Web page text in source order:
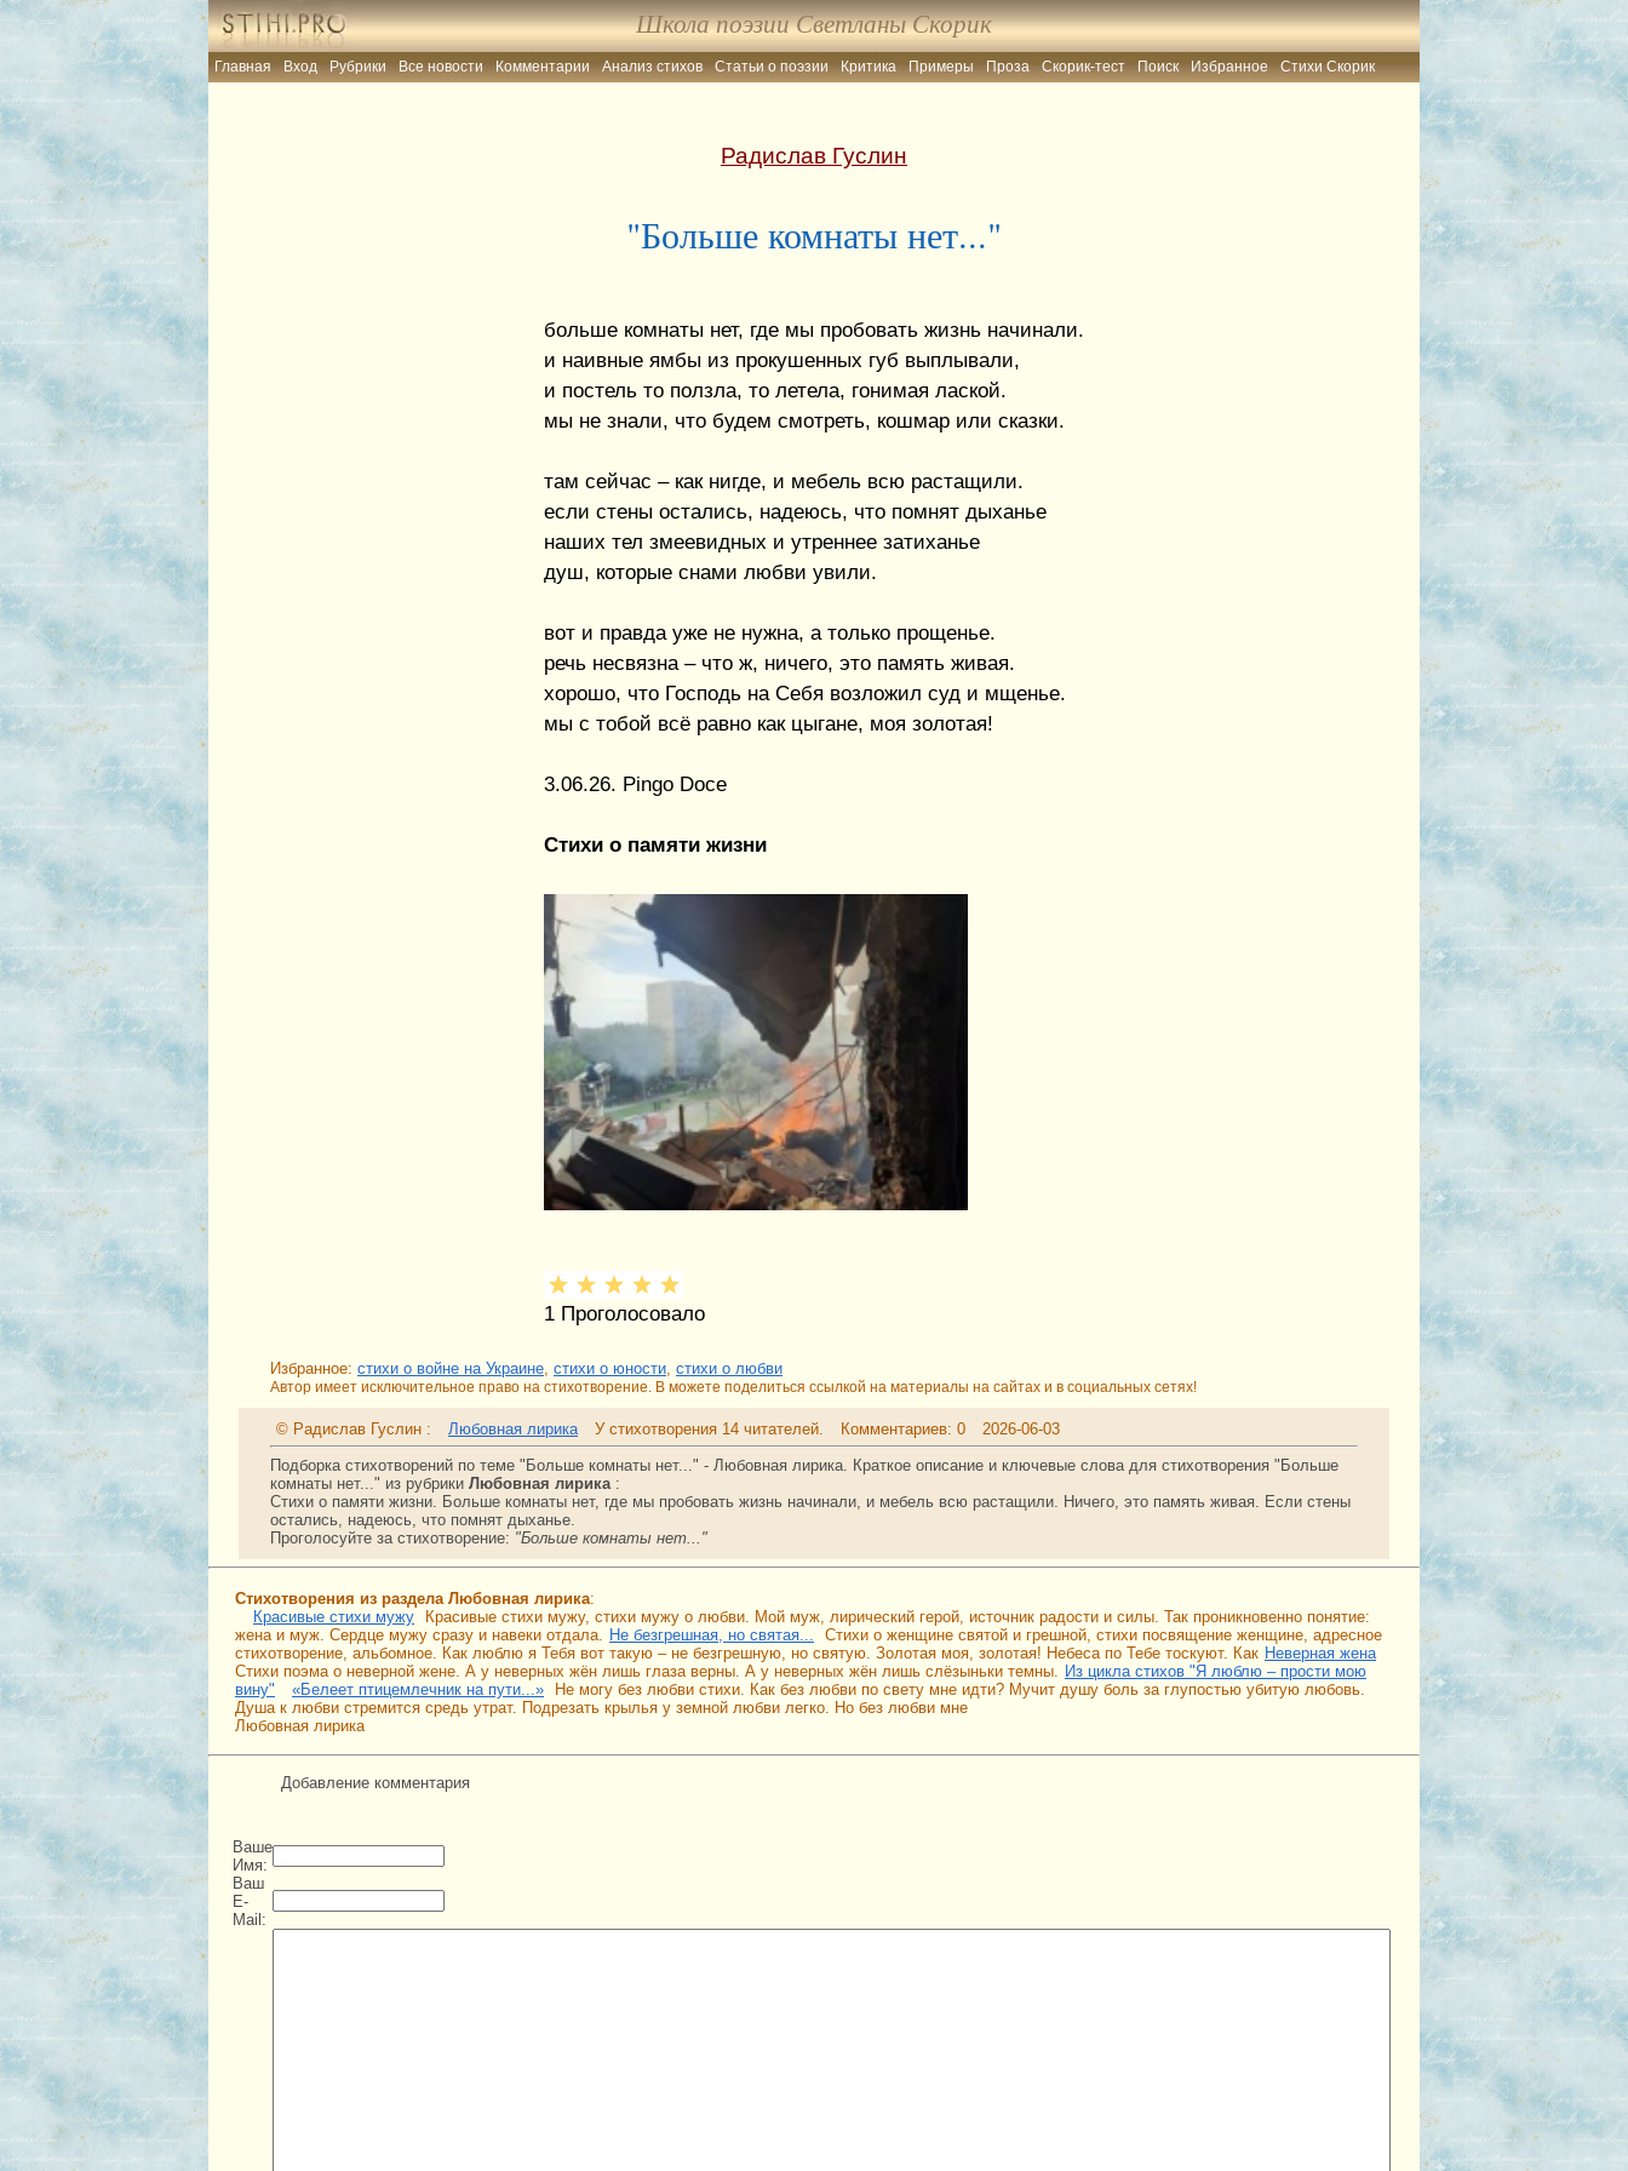
Школа поэзии Светланы Скорик
Главная Вход Рубрики Все новости Комментарии Анализ стихов Статьи о поэзии Критика Примеры Проза Скорик-тест Поиск Избранное Стихи Скорик
Радислав Гуслин
"Больше комнаты нет..."
больше комнаты нет, где мы пробовать жизнь начинали.
и наивные ямбы из прокушенных губ выплывали,
и постель то ползла, то летела, гонимая лаской.
мы не знали, что будем смотреть, кошмар или сказки.
там сейчас – как нигде, и мебель всю растащили.
если стены остались, надеюсь, что помнят дыханье
наших тел змеевидных и утреннее затиханье
душ, которые снами любви увили.
вот и правда уже не нужна, а только прощенье.
речь несвязна – что ж, ничего, это память живая.
хорошо, что Господь на Себя возложил суд и мщенье.
мы с тобой всё равно как цыгане, моя золотая!
3.06.26. Pingo Doce
Стихи о памяти жизни
1 Проголосовало
Избранное: стихи о войне на Украине, стихи о юности, стихи о любви
Автор имеет исключительное право на стихотворение. В можете поделиться ссылкой на материалы на сайтах и в социальных сетях!
© Радислав Гуслин : Любовная лирика У стихотворения 14 читателей. Комментариев: 0
2026-06-03
Подборка стихотворений по теме "Больше комнаты нет..." - Любовная лирика. Краткое описание и ключевые слова для стихотворения "Больше
комнаты нет..." из рубрики Любовная лирика :
Стихи о памяти жизни. Больше комнаты нет, где мы пробовать жизнь начинали, и мебель всю растащили. Ничего, это память живая. Если стены
остались, надеюсь, что помнят дыханье.
Проголосуйте за стихотворение: "Больше комнаты нет..."
Стихотворения из раздела Любовная лирика:
Красивые стихи мужу
Красивые стихи мужу, стихи мужу о любви. Мой муж, лирический герой, источник радости и силы. Так проникновенно понятие:
жена и муж. Сердце мужу сразу и навеки отдала.
Не безгрешная, но святая...
Стихи о женщине святой и грешной, стихи посвящение женщине, адресное
стихотворение, альбомное. Как люблю я Тебя вот такую – не безгрешную, но святую. Золотая моя, золотая! Небеса по Тебе тоскуют. Как Неверная жена
Стихи поэма о неверной жене. А у неверных жён лишь глаза верны. А у неверных жён лишь слёзыньки темны.
Из цикла стихов "Я люблю – прости мою
вину"
«Белеет птицемлечник на пути...»
Не могу без любви стихи. Как без любви по свету мне идти? Мучит душу боль за глупостью убитую любовь.
Душа к любви стремится средь утрат. Подрезать крылья у земной любви легко. Но без любви мне
Любовная лирика
Добавление комментария
Ваше
Имя:
Ваш
E-
Mail: